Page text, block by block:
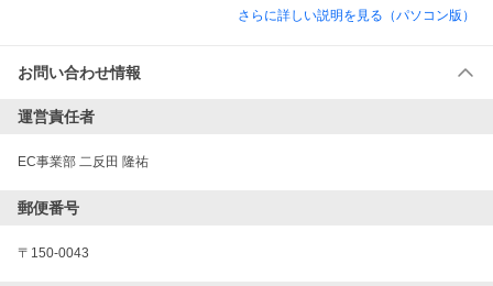
さらに詳しい説明を見る（パソコン版）
お問い合わせ情報
運営責任者
EC事業部 二反田 隆祐
郵便番号
〒150-0043